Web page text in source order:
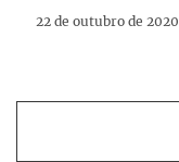
22 de outubro de 2020